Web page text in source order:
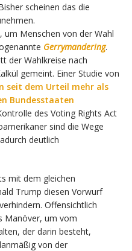
scheinen das die
um Menschen von der Wahl
Gerrymandering.
der Wahlkreise nach
gemeint. Einer Studie von
seit dem Urteil mehr als
Bundesstaaten
des Voting Rights Act
sind die Wege
deutlich
mit dem gleichen
Trump diesen Vorwurf
Offensichtlich
Manöver, um vom
der darin besteht,
von der